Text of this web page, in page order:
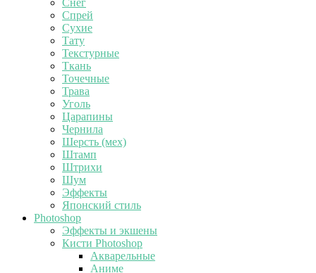
Снег
Спрей
Сухие
Тату
Текстурные
Ткань
Точечные
Трава
Уголь
Царапины
Чернила
Шерсть (мех)
Штамп
Штрихи
Шум
Эффекты
Японский стиль
Photoshop
Эффекты и экшены
Кисти Photoshop
Акварельные
Аниме